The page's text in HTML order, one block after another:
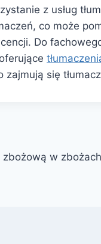
z usług
co może
Do
zajmują się
zbożową w zbożach